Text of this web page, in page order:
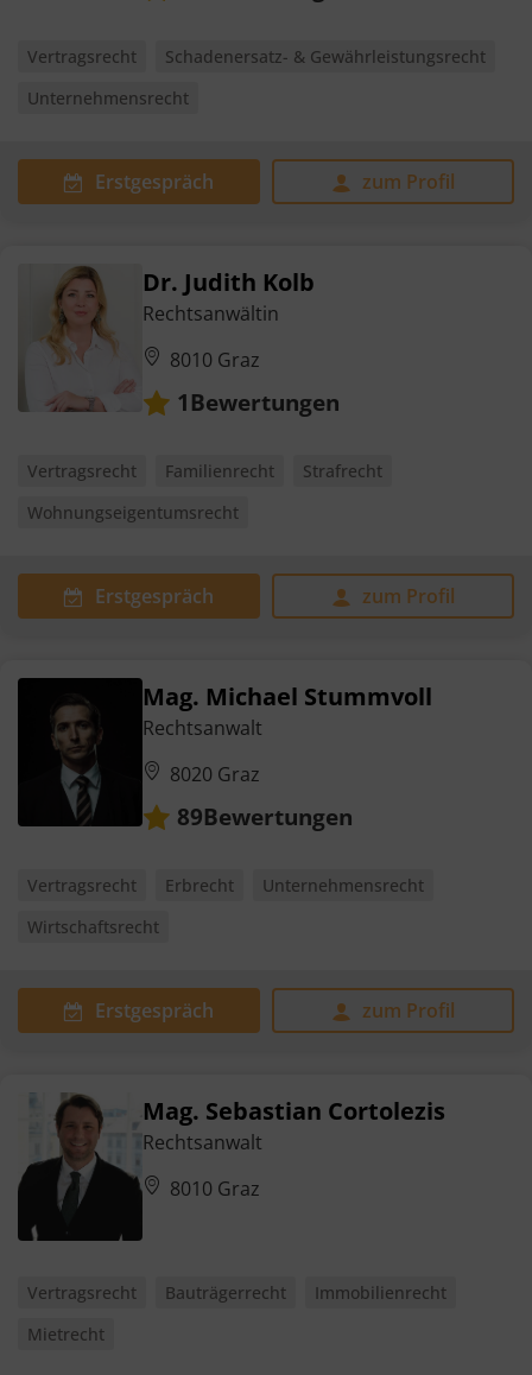
Vertragsrecht
Schadenersatz- & Gewährleistungsrecht
Unternehmensrecht
Erstgespräch zum Profil
Dr. Judith Kolb
Rechtsanwältin
8010 Graz
1Bewertungen
Vertragsrecht Familienrecht
Strafrecht
Wohnungseigentumsrecht
Erstgespräch zum Profil
Mag. Michael Stummvoll
Rechtsanwalt
8020 Graz
89Bewertungen
Vertragsrecht Erbrecht
Unternehmensrecht
Wirtschaftsrecht
Erstgespräch zum Profil
Mag. Sebastian Cortolezis
Rechtsanwalt
8010 Graz
Vertragsrecht Bauträgerrecht
Immobilienrecht
Mietrecht